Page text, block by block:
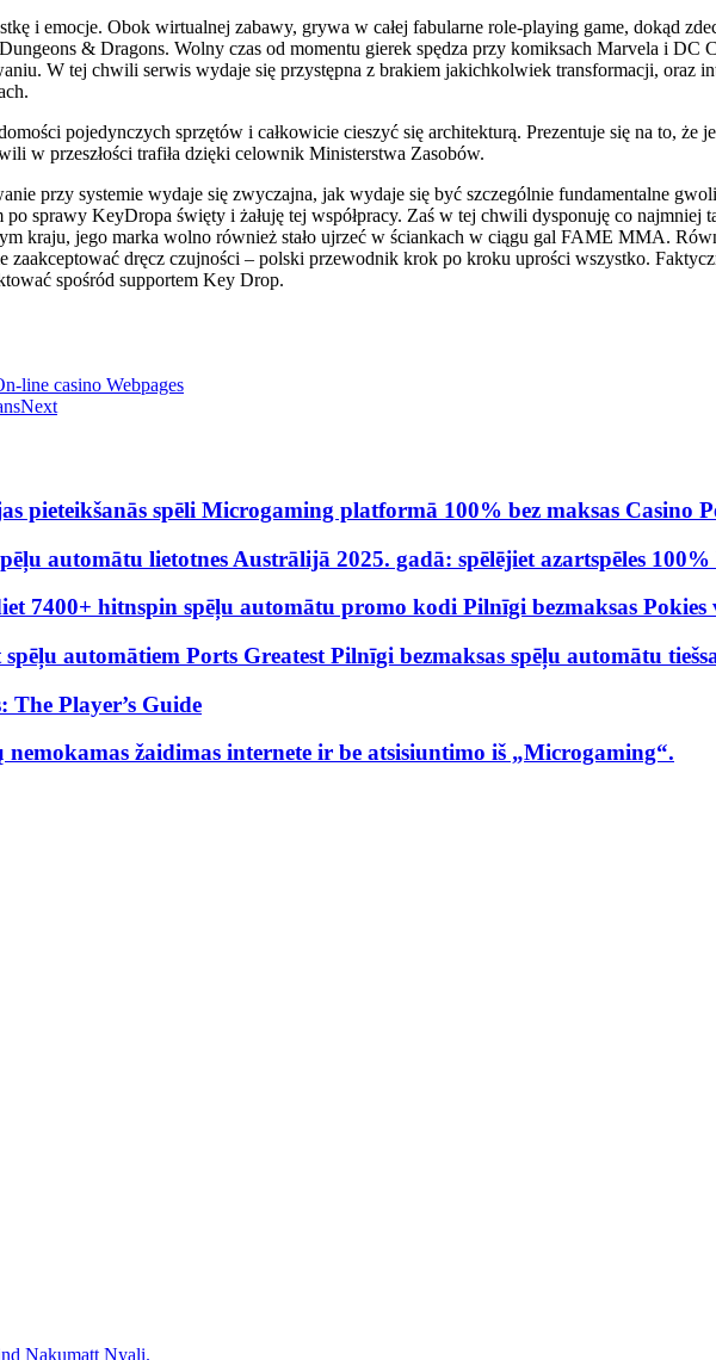
i emocje. Obok wirtualnej zabawy, grywa w całej fabularne role-playing game, dokąd
& Dragons. Wolny czas od momentu gierek spędza przy komiksach Marvela i DC
W tej chwili serwis wydaje się przystępna z brakiem jakichkolwiek transformacji, oraz
pojedynczych sprzętów i całkowicie cieszyć się architekturą. Prezentuje się na to, że
w przeszłości trafiła dzięki celownik Ministerstwa Zasobów.
przy systemie wydaje się zwyczajna, jak wydaje się być szczególnie fundamentalne
sprawy KeyDropa święty i żałuję tej współpracy. Zaś w tej chwili dysponuję co najmniej
kraju, jego marka wolno również stało ujrzeć w ściankach w ciągu gal FAME MMA.
zaakceptować dręcz czujności – polski przewodnik krok po kroku uprości wszystko.
spośród supportem Key Drop.
line casino Webpages
Next
pieteikšanās spēli Microgaming platformā 100% bez maksas Casino
automātu lietotnes Austrālijā 2025. gadā: spēlējiet azartspēles
7400+ hitnspin spēļu automātu promo kodi Pilnīgi bezmaksas Pokies
automātiem Ports Greatest Pilnīgi bezmaksas spēļu automātu
Player’s Guide
žaidimas internete ir be atsisiuntimo iš „Microgaming“.
Nakumatt Nyali.